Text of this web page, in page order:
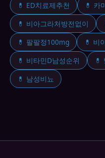
💊 ED치료제추천
💊 카
💊 비아그라처방전없이
💊 팔팔정100mg
💊 비
💊 비타민D남성순위
💊
💊 남성비뇨